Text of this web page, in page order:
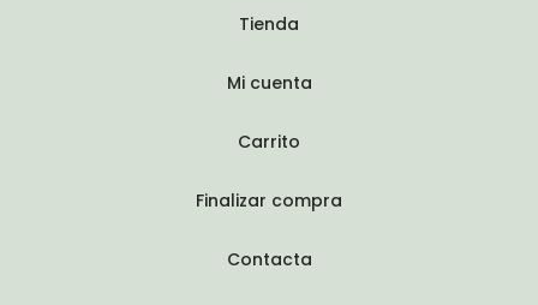
Tienda
Mi cuenta
Carrito
Finalizar compra
Contacta